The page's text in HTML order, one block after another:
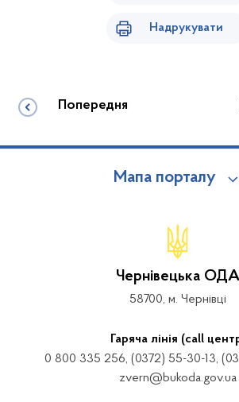
Надрукувати
Попередня
Мапа порталу
Чернівецька ОДА
58700, м. Чернівці
Гаряча лінія (call
0 800 335 256, (0372) 55-30-13,
zvern@bukoda.gov.ua